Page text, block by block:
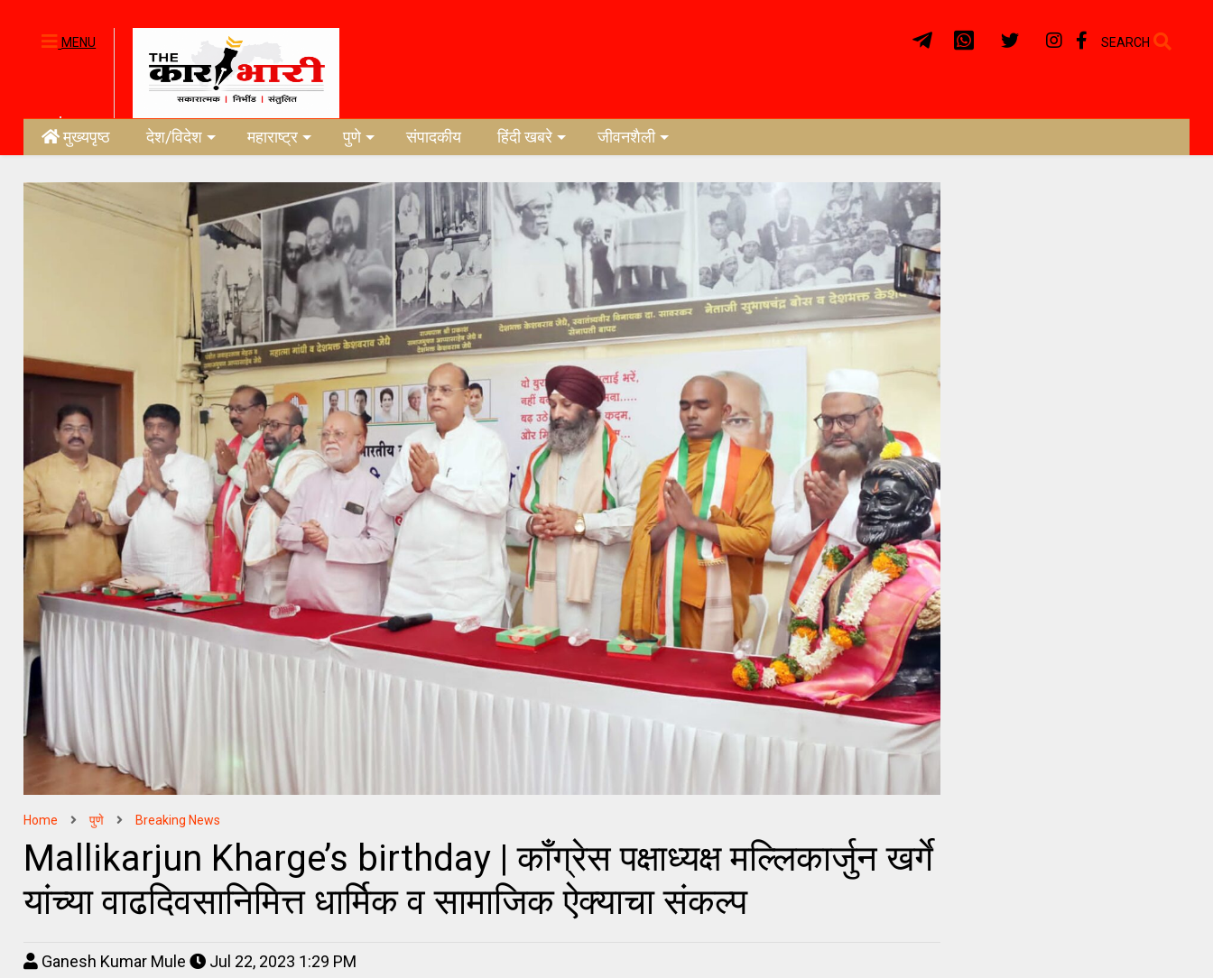
MENU SEARCH
मुख्यपृष्ठ देश/विदेश महाराष्ट्र पुणे संपादकीय हिंदी खबरे जीवनशैली
Home पुणे Breaking News
Mallikarjun Kharge’s birthday | कॉंग्रेस पक्षाध्यक्ष मल्लिकार्जुन खर्गे
यांच्या वाढदिवसानिमित्त धार्मिक व सामाजिक ऐक्याचा संकल्प
Ganesh Kumar Mule
Jul 22, 2023 1:29 PM